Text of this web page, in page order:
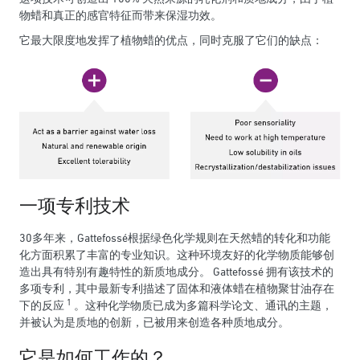
物蜡和真正的感官特征而带来保湿功效。
它最大限度地发挥了植物蜡的优点，同时克服了它们的缺点：
一项专利技术
30多年来，Gattefossé根据绿色化学规则在天然蜡的转化和功能
化方面积累了丰富的专业知识。这种环境友好的化学物质能够创
造出具有特别有趣特性的新质地成分。 Gattefossé 拥有该技术的
多项专利，其中最新专利描述了固体和液体蜡在植物聚甘油存在
下的反应 1 。这种化学物质已成为多篇科学论文、通讯的主题，
并被认为是质地的创新，已被用来创造各种质地成分。